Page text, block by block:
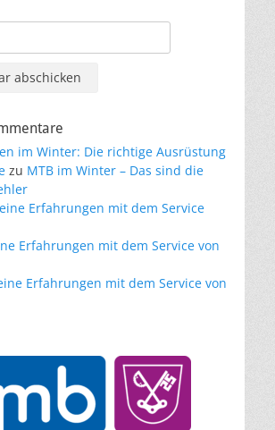
im Winter: Die richtige Ausrüstung
zu MTB im Winter – Das sind die
Erfahrungen mit dem Service
Erfahrungen mit dem Service von
Erfahrungen mit dem Service von